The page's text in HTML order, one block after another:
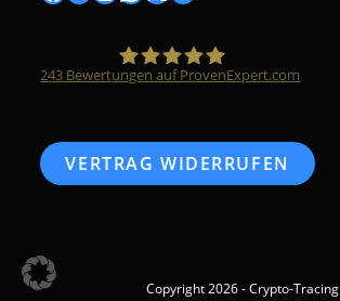
243 Bewertungen auf ProvenExpert.com
VERTRAG WIDERRUFEN
Copyright 2026 - Crypto-Tracing